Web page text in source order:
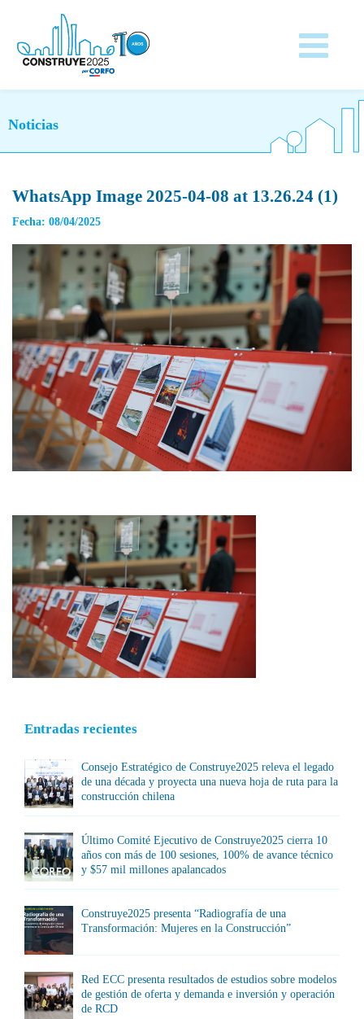
Noticias
WhatsApp Image 2025-04-08 at 13.26.24 (1)
Fecha: 08/04/2025
Entradas recientes
Consejo Estratégico de Construye2025 releva el legado
de una década y proyecta una nueva hoja de ruta para la
construcción chilena
Último Comité Ejecutivo de Construye2025 cierra 10
años con más de 100 sesiones, 100% de avance técnico
y $57 mil millones apalancados
Construye2025 presenta “Radiografía de una
Transformación: Mujeres en la Construcción”
Red ECC presenta resultados de estudios sobre modelos
de gestión de oferta y demanda e inversión y operación
de RCD